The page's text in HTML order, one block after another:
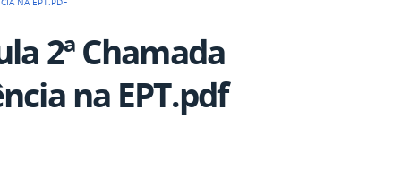
2ª Chamada
na EPT.pdf